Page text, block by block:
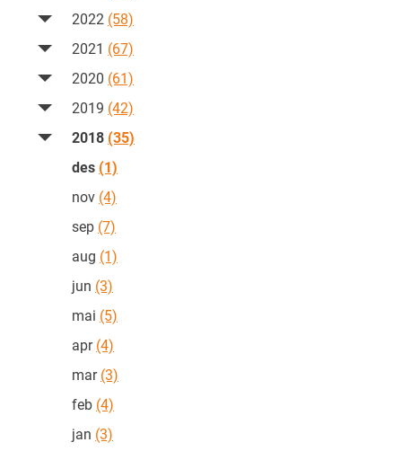
2022 (58)
2021 (67)
2020 (61)
2019 (42)
2018 (35)
des (1)
nov (4)
sep (7)
aug (1)
jun (3)
mai (5)
apr(4)
mar(3)
feb (4)
jan (3)